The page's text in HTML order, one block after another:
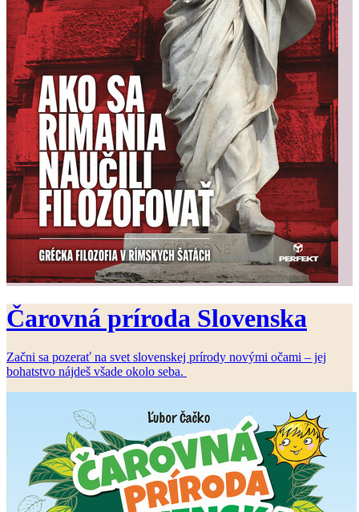
Čarovná príroda Slovenska
Začni sa pozerať na svet slovenskej prírody novými očami – jej
bohatstvo nájdeš všade okolo seba.